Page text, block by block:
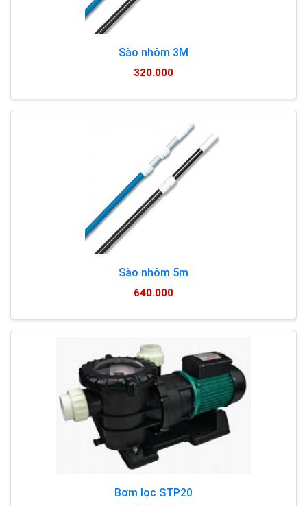
Sào nhôm 3M
320.000
Sào nhôm 5m
640.000
Bơm lọc STP20